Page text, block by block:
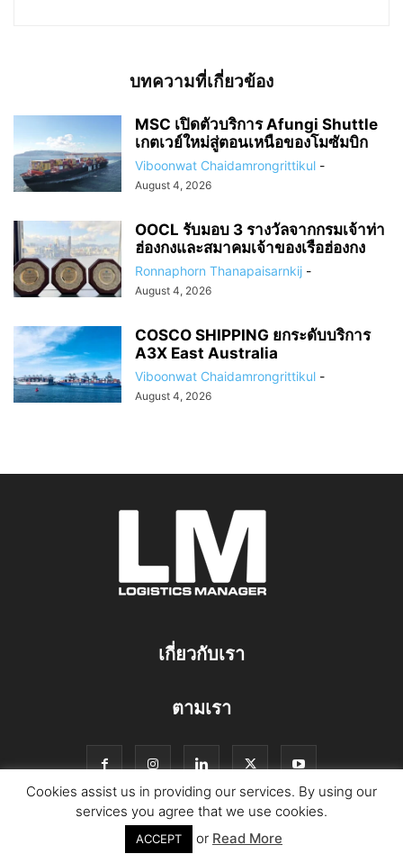
บทความที่เกี่ยวข้อง
MSC เปิดตัวบริการ Afungi Shuttle
เกตเวย์ใหม่สู่ตอนเหนือของโมซัมบิก
Viboonwat Chaidamrongrittikul -
August 4, 2026
OOCL รับมอบ 3 รางวัลจากกรมเจ้าท่า
ฮ่องกงและสมาคมเจ้าของเรือฮ่องกง
Ronnaphorn Thanapaisarnkij -
August 4, 2026
COSCO SHIPPING ยกระดับบริการ
A3X East Australia
Viboonwat Chaidamrongrittikul -
August 4, 2026
เกี่ยวกับเรา
ตามเรา
© Copyright Logistics Manager
Cookies assist us in providing our services. By using our
services you agree that we use cookies.
ACCEPT or Read More